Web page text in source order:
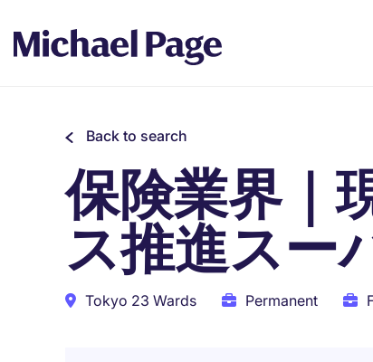
Back to search
保険業界｜
ス推進スー
Tokyo 23 Wards Permanent